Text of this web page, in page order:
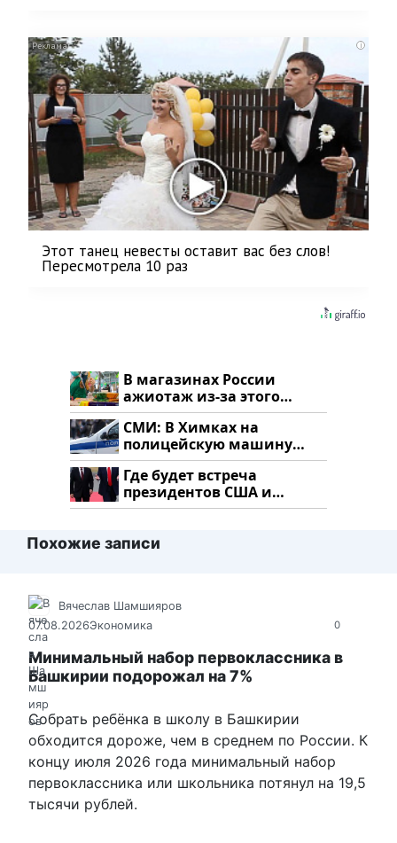
i
Этот танец невесты оставит вас без слов!
Пересмотрела 10 раз
В магазинах России
ажиотаж из-за этого
продукта: что купить?
СМИ: В Химках на
полицейскую машину
напали и подожгли.
Где будет встреча
президентов США и
России: Европа?
Похожие записи
0
Вячеслав Шамшияров
07.08.2026Экономика
Минимальный набор первоклассника в
Башкирии подорожал на 7%
Собрать ребёнка в школу в Башкирии
обходится дороже, чем в среднем по России. К
концу июля 2026 года минимальный набор
первоклассника или школьника потянул на 19,5
тысячи рублей.